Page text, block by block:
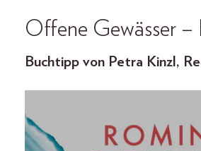
Offene Gewässer –
Buchtipp von Petra Kinzl,